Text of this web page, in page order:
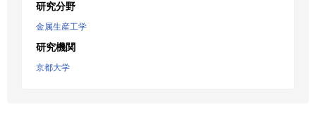
研究分野
金属生産工学
研究機関
京都大学